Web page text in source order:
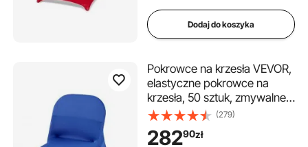
Dodaj do koszyka
Pokrowce na krzesła VEVOR,
elastyczne pokrowce na
krzesła, 50 sztuk, zmywalne i
zdejmowane pokrowce na
krzesła z poliestru i spandexu
na wesela i bankiety,
(279)
28290zł